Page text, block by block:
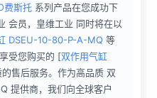
费斯托 系列产品在您成功下
会员，皇维工业 同时将在以
DSEU-10-80-P-A-MQ 等
受您购买的 [双作用气缸
售后服务。作为高品质 双
提供商，我们向全球客户